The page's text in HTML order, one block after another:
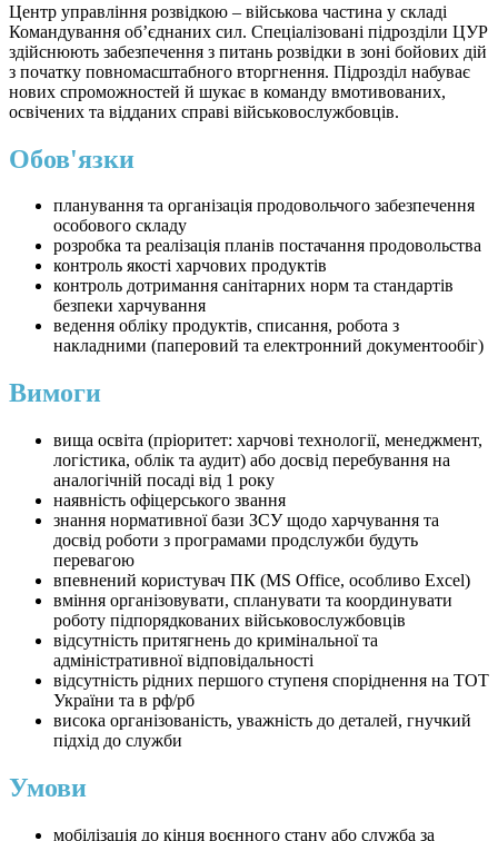
Центр управління розвідкою – військова частина у складі
Командування об’єднаних сил. Спеціалізовані підрозділи ЦУР
здійснюють забезпечення з питань розвідки в зоні бойових дій
з початку повномасштабного вторгнення. Підрозділ набуває
нових спроможностей й шукає в команду вмотивованих,
освічених та відданих справі військовослужбовців.
Обов'язки
планування та організація продовольчого забезпечення
особового складу
розробка та реалізація планів постачання продовольства
контроль якості харчових продуктів
контроль дотримання санітарних норм та стандартів
безпеки харчування
ведення обліку продуктів, списання, робота з
накладними (паперовий та електронний документообіг)
Вимоги
вища освіта (пріоритет: харчові технології, менеджмент,
логістика, облік та аудит) або досвід перебування на
аналогічній посаді від 1 року
наявність офіцерського звання
знання нормативної бази ЗСУ щодо харчування та
досвід роботи з програмами продслужби будуть
перевагою
впевнений користувач ПК (MS Office, особливо Excel)
вміння організовувати, спланувати та координувати
роботу підпорядкованих військовослужбовців
відсутність притягнень до кримінальної та
адміністративної відповідальності
відсутність рідних першого ступеня споріднення на ТОТ
України та в рф/рб
висока організованість, уважність до деталей, гнучкий
підхід до служби
Умови
мобілізація до кінця воєнного стану або служба за